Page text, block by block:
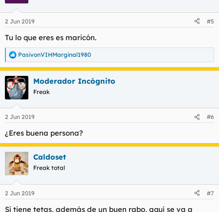
e
:
2 Jun 2019 #5
Tu lo que eres es maricón.
R
e
a
c
c
i
e
:
PasivonVIHMarginal1980
Moderador Incógnito
Freak
2 Jun 2019 #6
¿Eres buena persona?
Caldoset
Freak total
2 Jun 2019 #7
Si tiene tetas, además de un buen rabo, aquí se va a